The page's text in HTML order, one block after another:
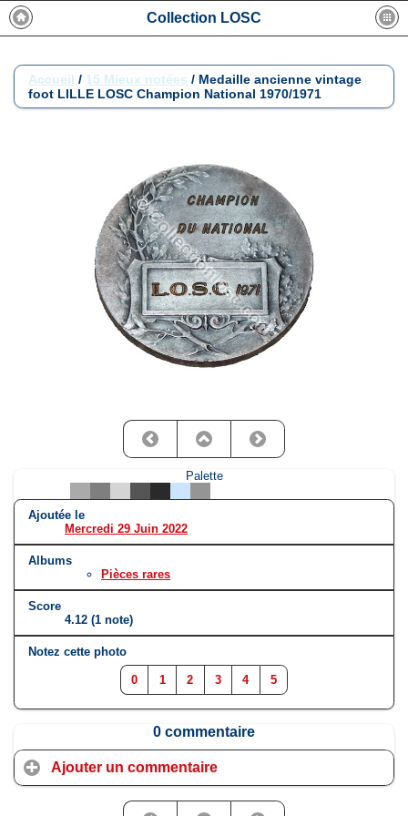
Collection LOSC
Accueil / 15 Mieux notées / Medaille ancienne vintage
foot LILLE LOSC Champion National 1970/1971
Palette
Ajoutée le
Mercredi 29 Juin 2022
Albums
Pièces rares
Score
4.12 (1 note)
Notez cette photo
0 1 2 3 4 5
0 commentaire
Ajouter un commentaire